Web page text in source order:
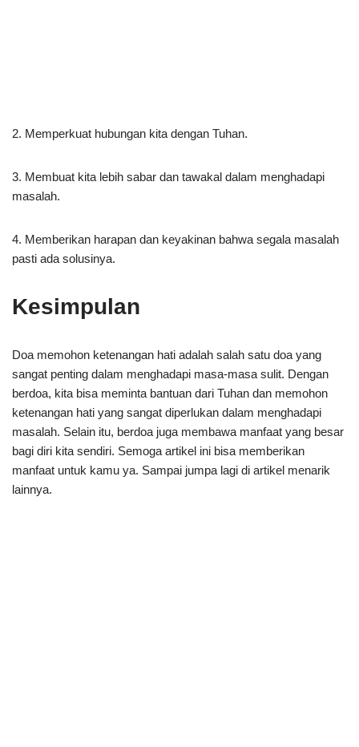
2. Memperkuat hubungan kita dengan Tuhan.
3. Membuat kita lebih sabar dan tawakal dalam menghadapi
masalah.
4. Memberikan harapan dan keyakinan bahwa segala masalah
pasti ada solusinya.
Kesimpulan
Doa memohon ketenangan hati adalah salah satu doa yang
sangat penting dalam menghadapi masa-masa sulit. Dengan
berdoa, kita bisa meminta bantuan dari Tuhan dan memohon
ketenangan hati yang sangat diperlukan dalam menghadapi
masalah. Selain itu, berdoa juga membawa manfaat yang besar
bagi diri kita sendiri. Semoga artikel ini bisa memberikan
manfaat untuk kamu ya. Sampai jumpa lagi di artikel menarik
lainnya.